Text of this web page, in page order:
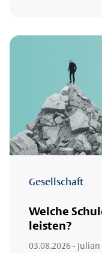
Gesellschaft
Welche
leisten?
03.08.2026- Julian